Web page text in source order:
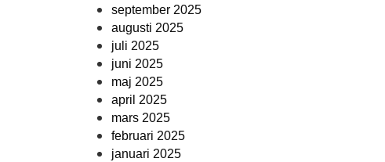
september 2025
augusti 2025
juli 2025
juni 2025
maj 2025
april 2025
mars 2025
februari 2025
januari 2025